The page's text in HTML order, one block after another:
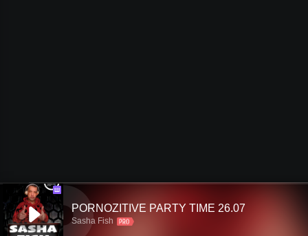
Ш
PORNOZITIVE PARTY TIME 26.07
Sasha Fish